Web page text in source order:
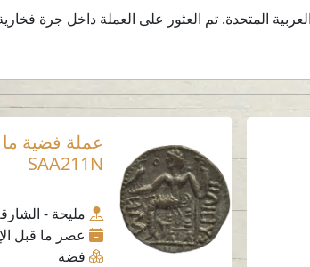
عملة فضية ما
SAA211N
مليحة -
عصر ما قبل
فضة